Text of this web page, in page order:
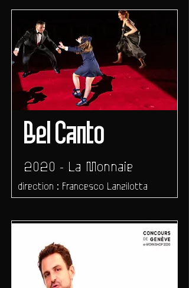
Bel Canto
2020 - La Monnaie
direction : Francesco Lanzilotta